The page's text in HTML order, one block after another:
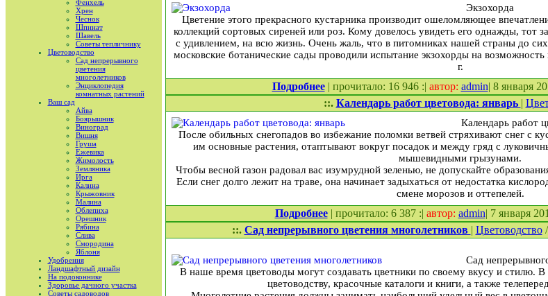
Фенхель
Хрен
Чеснок
Шпинат
Шавель
Советы тепличнику
Цветоводство
Сад непрерывного
цветения
многолетников
Энциклопедия
комнатных растений
Ваш сад
Айва
Боярышник
Виноград
Вишня
Груша
Ежевика
Жимолость
Земляника
Ирга
Калина
Крыжовник
Малина
Облепиха
Орешник
Рябина
Слива
Смородина
Яблоня
Удобрения
Ландшафтный дизайн
На подоконнике
Здоровье дачного участка
Советы садоводов
Экзохорда
Цветение этого прекрасного кустарника производит ошеломляющее
коллекций сортовых сиреней или роз. Кому довелось увидеть его однажды, тот
с удивлением, на всю жизнь. Очень жаль, что в питомниках нашей страны до
московские ботанические сады проводили испытание экзохорды на
г.
Подробнее| прочитало: 16 946 :| автор: admin| 8 января
::. Календарь работ цветовода: январь |
Календарь работ
После обильных снегопадов во избежание поломки ветвей стряхивают снег с
им основные растения, отаптывают вокруг посадок и между гряд с
мышевидными грызунами.
Чтобы весной газон радовал вас изумрудной зеленью, не допускайте
Если снег долго лежит на траве, она начинает задыхаться от недостатка
смене морозов и оттепелей.
Подробнее| прочитало: 6 387 :| автор: admin| 7 января
::. Сад непрерывного цветения многолетников | Цветоводство/
Сад
В наше время цветоводы могут создавать цветники по своему вкусу и стилю.
цветоводству, красочные каталоги и книги, а также